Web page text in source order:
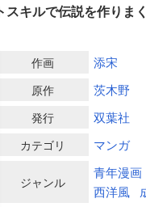
キルで伝説を作りま
作画 添宋
原作 茨木野
発行 双葉社
カテゴリ マンガ
ジャンル
青年漫画
西洋風